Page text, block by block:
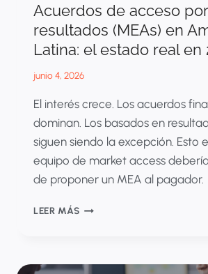
Acuerdos de acceso por
resultados (MEAs) en
Latina: el estado real en
junio 4, 2026
El interés crece. Los acuerdos
dominan. Los basados en
siguen siendo la excepción. Esto
equipo de market access
de proponer un MEA al pagador.
LEER MÁSACUERDOS
RESULTADOS